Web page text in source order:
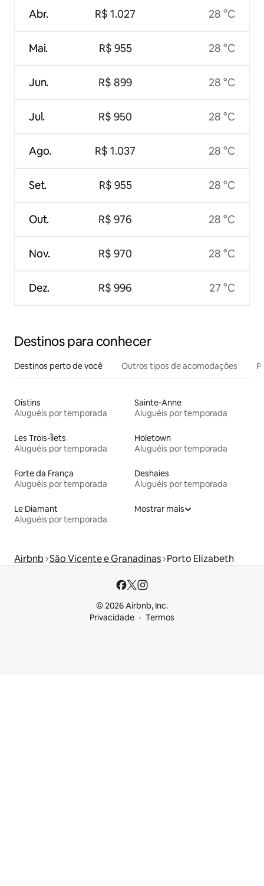
Abr.
Mai.
Jun.
Jul.
Ago.
Set.
Out.
Nov.
Dez.
R$ 1.027
R$ 955
R$ 899
R$ 950
R$ 1.037
R$ 955
R$ 976
R$ 970
R$ 996
28 °C
28 °C
28 °C
28 °C
28 °C
28 °C
28 °C
28 °C
27 °C
Destinos para conhecer
Destinos perto de você Outros tipos de acomodações
Oistins
Aluguéis por temporada
Sainte-Anne
Aluguéis por temporada
Les Trois-Îlets
Aluguéis por temporada
Holetown
Aluguéis por temporada
Forte da França
Aluguéis por temporada
Deshaies
Aluguéis por temporada
Le Diamant
Aluguéis por temporada
Mostrar mais
Airbnb São Vicente e Granadinas Porto Elizabeth
© 2026 Airbnb, Inc.
Privacidade
Termos